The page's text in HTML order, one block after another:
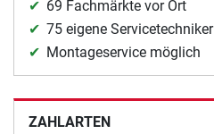
69 Fachmärkte vor Ort
75 eigene Servicetechniker
Montageservice möglich
ZAHLARTEN